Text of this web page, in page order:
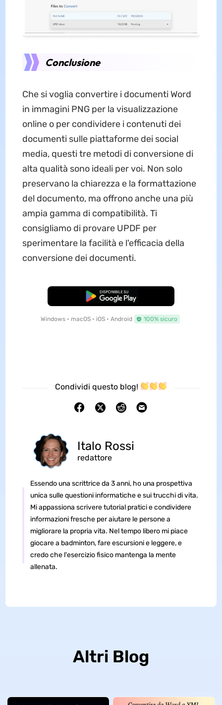
Conclusione
Che si voglia convertire i documenti Word
in immagini PNG per la visualizzazione
online o per condividere i contenuti dei
documenti sulle piattaforme dei social
media, questi tre metodi di conversione di
alta qualità sono ideali per voi. Non solo
preservano la chiarezza e la formattazione
del documento, ma offrono anche una più
ampia gamma di compatibilità. Ti
consigliamo di provare UPDF per
sperimentare la facilità e l'efficacia della
conversione dei documenti.
Download Gratis
Windows • macOS • iOS • Android 100% sicuro
Condividi questo blog!
Italo Rossi
redattore
Essendo una scrittrice da 3 anni, ho una prospettiva
unica sulle questioni informatiche e sui trucchi di vita.
Mi appassiona scrivere tutorial pratici e condividere
informazioni fresche per aiutare le persone a
migliorare la propria vita. Nel tempo libero mi piace
giocare a badminton, fare escursioni e leggere, e
credo che l'esercizio fisico mantenga la mente
allenata.
Altri Blog